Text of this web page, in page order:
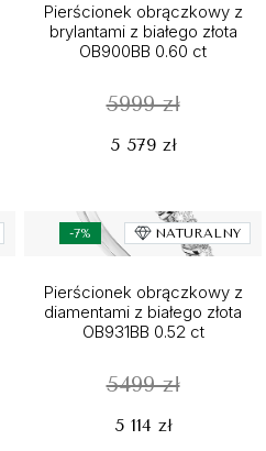
Pierścionek obrączkowy z
brylantami z białego złota
OB900BB 0.60 ct
5999 zł
5 579 zł
-7% NATURALNY
Pierścionek obrączkowy z
diamentami z białego złota
OB931BB 0.52 ct
5499 zł
5 114 zł